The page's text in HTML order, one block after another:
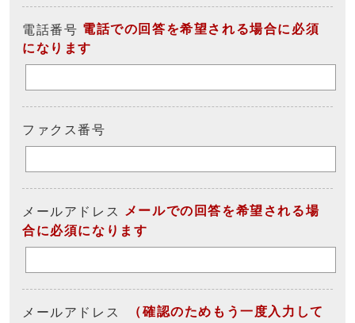
電話番号 電話での回答を希望される場合に必須
になります
ファクス番号
メールアドレス
メールでの回答を希望される場
合に必須になります
メールアドレス
（確認のためもう一度入力して